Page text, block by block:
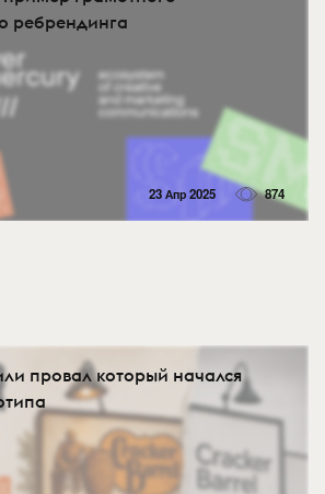
ребрендинга
23 Апр 2025 874
провал который начался